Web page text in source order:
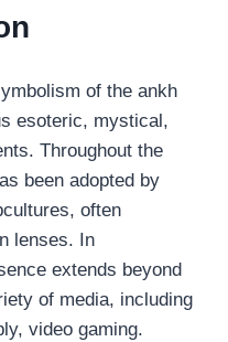
of the ankh
esoteric, mystical,
Throughout the
been adopted by
often
lenses. In
extends beyond
of media, including
video gaming.